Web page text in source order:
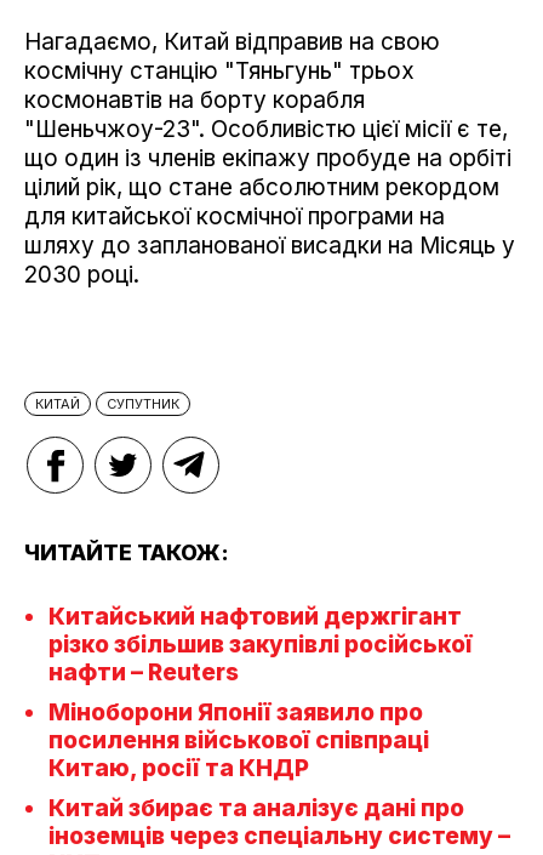
Нагадаємо, Китай відправив на свою
космічну станцію "Тяньгунь" трьох
космонавтів на борту корабля
"Шеньчжоу-23". Особливістю цієї місії є те,
що один із членів екіпажу пробуде на орбіті
цілий рік, що стане абсолютним рекордом
для китайської космічної програми на
шляху до запланованої висадки на Місяць у
2030 році.
КИТАЙ СУПУТНИК
ЧИТАЙТЕ ТАКОЖ:
Китайський нафтовий держгігант
різко збільшив закупівлі російської
нафти – Reuters
Міноборони Японії заявило про
посилення військової співпраці
Китаю, росії та КНДР
Китай збирає та аналізує дані про
іноземців через спеціальну систему –